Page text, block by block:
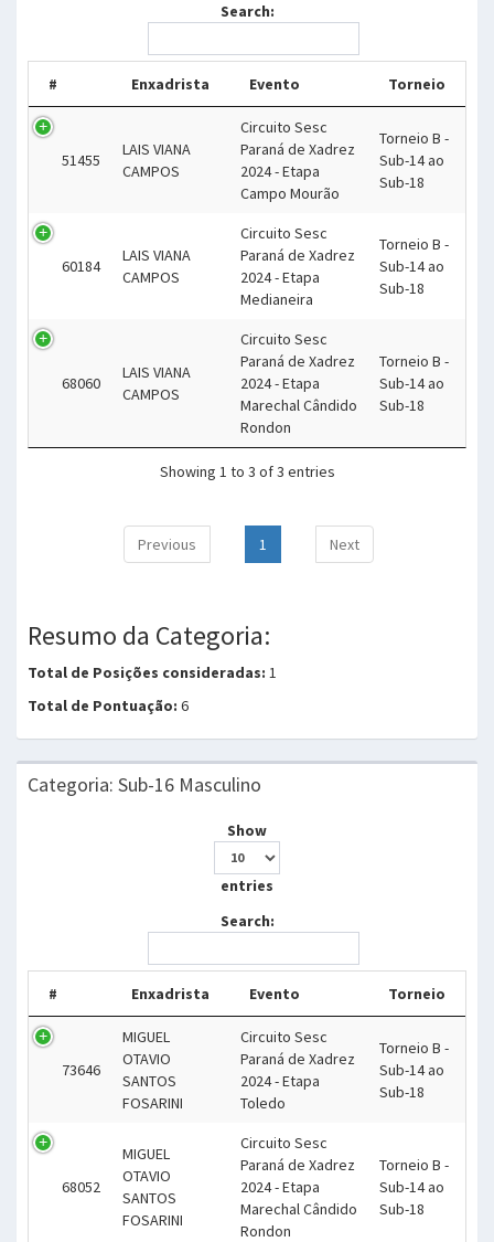
Search:
# Enxadrista Evento Torneio
51455
LAIS VIANA
CAMPOS
Circuito Sesc
Paraná de Xadrez
2024 - Etapa
Campo Mourão
Torneio B -
Sub-14 ao
Sub-18
60184
LAIS VIANA
CAMPOS
Circuito Sesc
Paraná de Xadrez
2024 - Etapa
Medianeira
Torneio B -
Sub-14 ao
Sub-18
68060
LAIS VIANA
CAMPOS
Circuito Sesc
Paraná de Xadrez
2024 - Etapa
Marechal Cândido
Rondon
Torneio B -
Sub-14 ao
Sub-18
Showing 1 to 3 of 3 entries
Previous 1 Next
Resumo da Categoria:
Total de Posições consideradas: 1
Total de Pontuação: 6
Categoria: Sub-16 Masculino
Show
entries
Search:
# Enxadrista Evento Torneio
73646
MIGUEL
OTAVIO
SANTOS
FOSARINI
Circuito Sesc
Paraná de Xadrez
2024 - Etapa
Toledo
Torneio B -
Sub-14 ao
Sub-18
68052
MIGUEL
OTAVIO
SANTOS
FOSARINI
Circuito Sesc
Paraná de Xadrez
2024 - Etapa
Marechal Cândido
Rondon
Torneio B -
Sub-14 ao
Sub-18